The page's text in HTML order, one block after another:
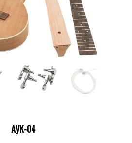
АУК-04